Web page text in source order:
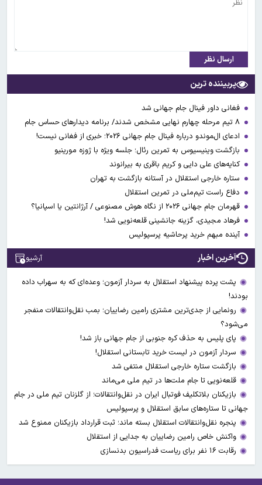
ارسال نظر
پربیننده ترین
فغانی داور فینال جام جهانی شد
ادعای ال‌‍موندو درباره فینال جام جهانی ۲۰۲۶؛ خبری از فغانی نیست!
بازگشت وینیسیوس به تمرین رئال؛ جلسه ویژه با ژوزه مورینیو
کنایه‌های علی دایی و کریم باقری به بیرانوند
ستاره خارجی استقلال در آستانه بازگشت به تهران
دفاع راست تیم‌ملی در تمرین استقلال
قهرمان جام جهانی ۲۰۲۶ از نگاه هوش مصنوعی / آرژانتین یا اسپانیا؟
فرهاد مجیدی، گزینه جانشینی قلعه‌نویی شد!
آینده مبهم خرید پرحاشیه پرسپولیس
آخرین اخبار آرشیو
پشت پرده پیشنهاد استقلال به سردار آزمون؛ وعده‌ای که به سهراب داده
بودند!
رونمایی از جدی‌ترین مشتری رامین رضاییان؛ بمب نقل‌وانتقالات منفجر
می‌شود؟
پای پلیس به حذف کره جنوبی از جام جهانی باز شد!
سردار آزمون در لیست خرید تابستانی استقلال!
بازگشت ستاره خارجی استقلال منتفی شد
قلعه‌نویی تا جام ملت‌ها در تیم ملی می‌ماند
بازیکنان بلاتکلیف فوتبال ایران در نقل‌وانتقالات؛ از گلزنان تیم ملی در جام
جهانی تا ستاره‌های سابق استقلال و پرسپولیس
پنجره نقل‌وانتقالات استقلال بسته ماند؛ ثبت قرارداد بازیکنان ممنوع شد
واکنش خاص رامین رضاییان به جدایی از استقلال
رقابت ۱۶ نفر برای ریاست فدراسیون بدنسازی